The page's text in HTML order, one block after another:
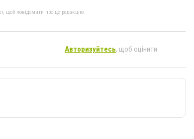
щоб повідомити про це редакцію
Авторизуйтесь, щоб оцінити